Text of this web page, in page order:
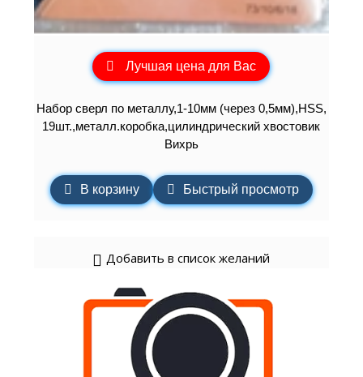
Лучшая цена для Вас
Набор сверл по металлу,1-10мм (через 0,5мм),HSS,
19шт.,металл.коробка,цилиндрический хвостовик
Вихрь
В корзину Быстрый просмотр
Добавить в список желаний